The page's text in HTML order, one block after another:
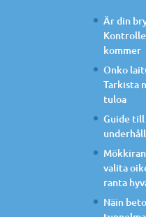
Är din
kommer
Onko
Tarkista
tuloa
Guide
valita
ranta
Näin